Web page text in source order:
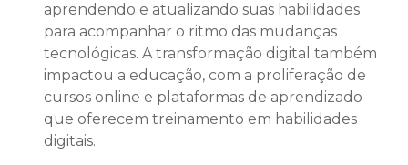
aprendendo e atualizando suas habilidades
para acompanhar o ritmo das mudanças
tecnológicas. A transformação digital também
impactou a educação, com a proliferação de
cursos online e plataformas de aprendizado
que oferecem treinamento em habilidades
digitais.